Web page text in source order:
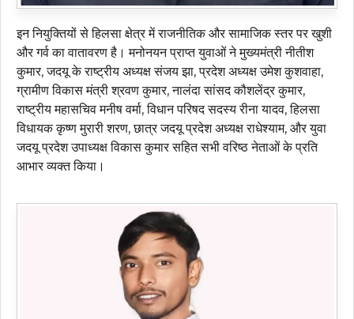
इन नियुक्तियों से हिलसा क्षेत्र में राजनीतिक और सामाजिक स्तर पर खुशी
और गर्व का वातावरण है। मनोनयन प्राप्त युवाओं ने मुख्यमंत्री नीतीश
कुमार, जदयू के राष्ट्रीय अध्यक्ष संजय झा, प्रदेश अध्यक्ष उमेश कुशवाहा,
ग्रामीण विकास मंत्री श्रवण कुमार, नालंदा सांसद कौशलेंद्र कुमार,
राष्ट्रीय महासचिव मनीष वर्मा, विधान परिषद सदस्य रीना यादव, हिलसा
विधायक कृष्ण मुरारी शरण, छात्र जदयू प्रदेश अध्यक्ष राधेश्याम, और युवा
जदयू प्रदेश उपाध्यक्ष विकास कुमार सहित सभी वरिष्ठ नेताओं के प्रति
आभार व्यक्त किया।